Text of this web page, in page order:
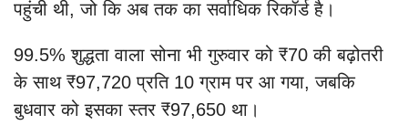
पहुंची थी, जो कि अब तक का सर्वाधिक रिकॉर्ड है।
99.5% शुद्धता वाला सोना भी गुरुवार को ₹70 की बढ़ोतरी
के साथ ₹97,720 प्रति 10 ग्राम पर आ गया, जबकि
बुधवार को इसका स्तर ₹97,650 था।